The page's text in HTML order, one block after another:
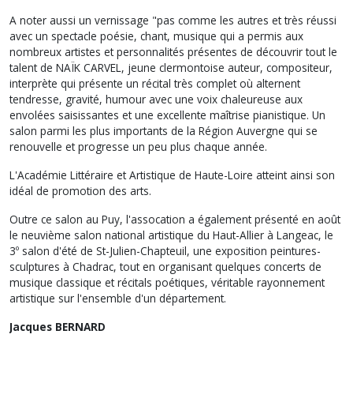
A noter aussi un vernissage "pas comme les autres et très réussi
avec un spectacle poésie, chant, musique qui a permis aux
nombreux artistes et personnalités présentes de découvrir tout le
talent de NAÏK CARVEL, jeune clermontoise auteur, compositeur,
interprète qui présente un récital très complet où alternent
tendresse, gravité, humour avec une voix chaleureuse aux
envolées saisissantes et une excellente maîtrise pianistique. Un
salon parmi les plus importants de la Région Auvergne qui se
renouvelle et progresse un peu plus chaque année.
L'Académie Littéraire et Artistique de Haute-Loire atteint ainsi son
idéal de promotion des arts.
Outre ce salon au Puy, l'assocation a également présenté en août
le neuvième salon national artistique du Haut-Allier à Langeac, le
3º salon d'été de St-Julien-Chapteuil, une exposition peintures-
sculptures à Chadrac, tout en organisant quelques concerts de
musique classique et récitals poétiques, véritable rayonnement
artistique sur l'ensemble d'un département.
Jacques BERNARD